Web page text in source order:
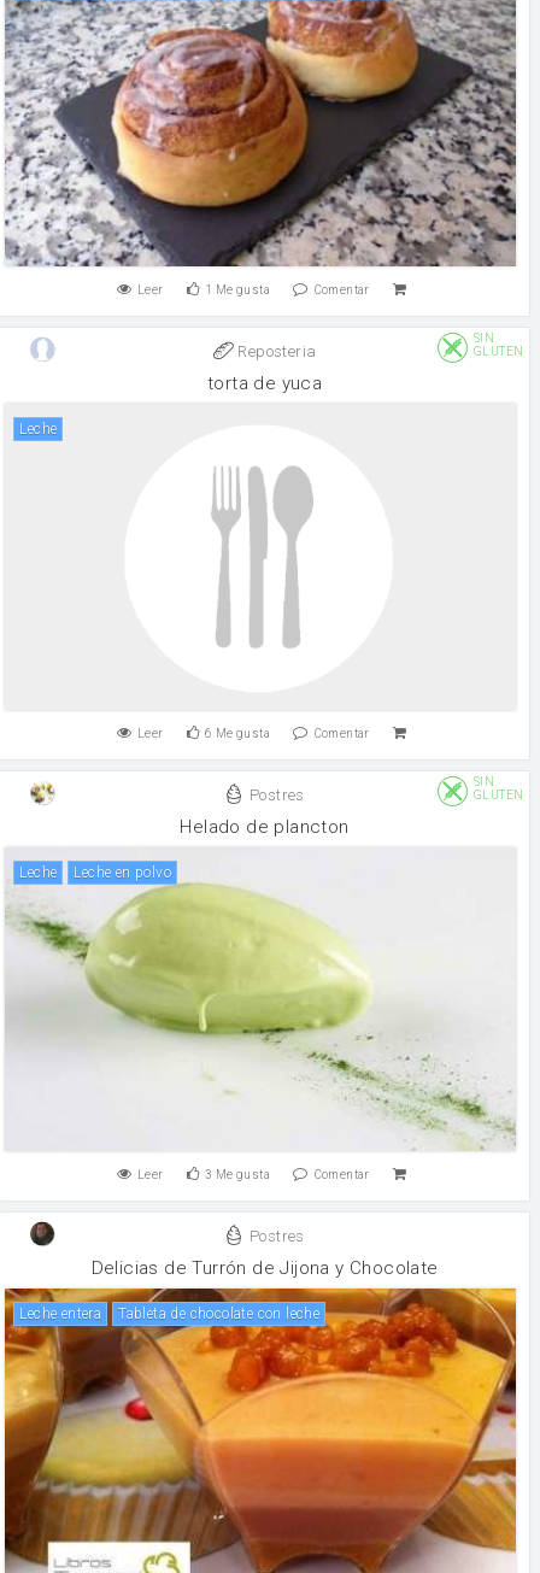
Leer 1 Me gusta Comentar
Reposteria
SIN
GLUTEN
torta de yuca
leche
Leer 6 Me gusta Comentar
Postres
SIN
GLUTEN
Helado de plancton
leche leche en polvo
Leer 3 Me gusta Comentar
Postres
Delicias de Turrón de Jijona y Chocolate
leche entera Tableta de chocolate con leche